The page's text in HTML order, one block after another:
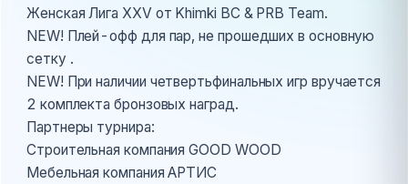
Женская Лига XXV от Khimki BC & PRB Team.
NEW! Плей-офф для пар, не прошедших в основную
сетку .
NEW! При наличии четвертьфинальных игр вручается
2 комплекта бронзовых наград.
Партнеры турнира:
Строительная компания GOOD WOOD
Мебельная компания АРТИС